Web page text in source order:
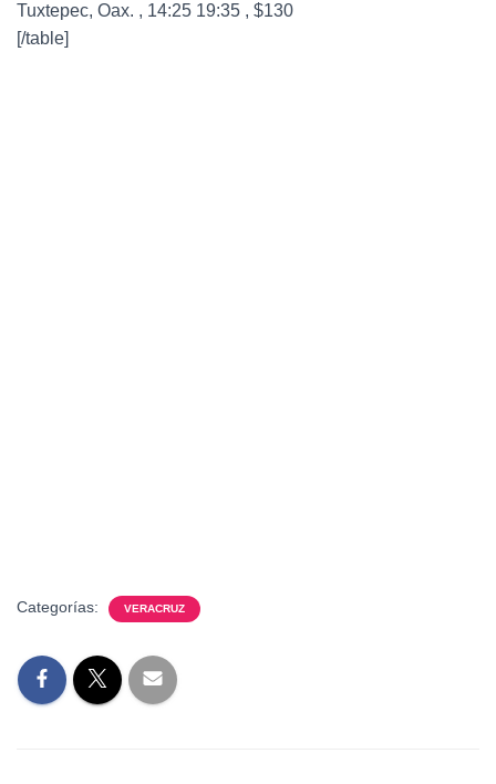
Tuxtepec, Oax. , 14:25 19:35 , $130
[/table]
Categorías: VERACRUZ